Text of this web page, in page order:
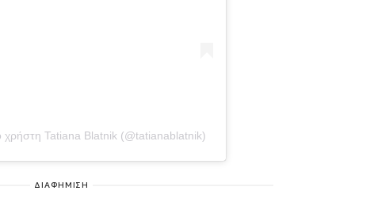
χρήστη Tatiana Blatnik (@tatianablatnik)
ΔΙΑΦΗΜΙΣΗ